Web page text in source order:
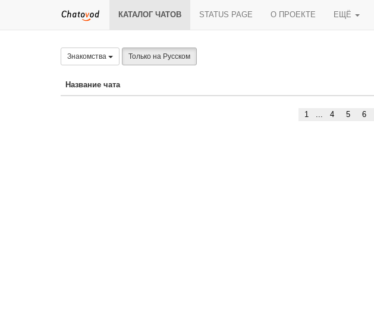
КАТАЛОГ ЧАТОВ STATUS PAGE О ПРОЕКТЕ ЕЩЁ
Знакомства Только на Русском
Название чата
1 ... 4 5 6